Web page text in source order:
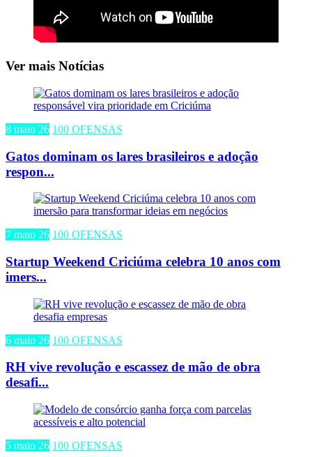
Ver mais Notícias
8 maio 26 100 OFENSAS
Gatos dominam os lares brasileiros e adoção
respon...
7 maio 26 100 OFENSAS
Startup Weekend Criciúma celebra 10 anos com
imers...
6 maio 26 100 OFENSAS
RH vive revolução e escassez de mão de obra
desafi...
5 maio 26 100 OFENSAS